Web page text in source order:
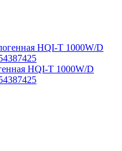
HQI-T 1000W/D